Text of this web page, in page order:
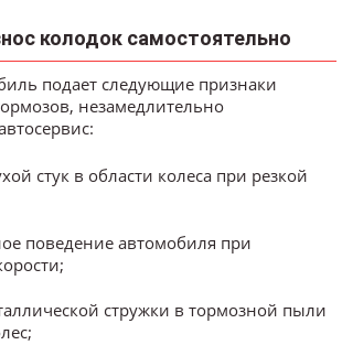
колодок самостоятельно
подает следующие признаки
незамедлительно
стук в области колеса при резкой
поведение автомобиля при
стружки в тормозной пыли